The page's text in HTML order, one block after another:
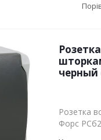
черный
Розетка
Форс